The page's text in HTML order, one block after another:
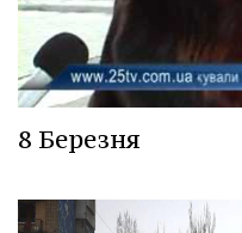
8 Березня